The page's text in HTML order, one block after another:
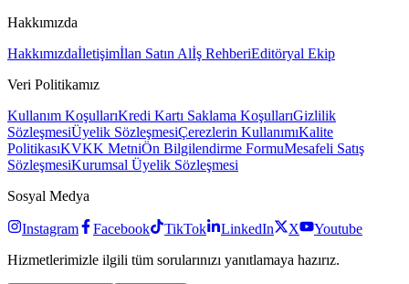
Hakkımızda
Hakkımızdaİletişimİlan Satın Alİş RehberiEditöryal Ekip
Veri Politikamız
Kullanım KoşullarıKredi Kartı Saklama KoşullarıGizlilik
SözleşmesiÜyelik SözleşmesiÇerezlerin KullanımıKalite
PolitikasıKVKK MetniÖn Bilgilendirme FormuMesafeli Satış
SözleşmesiKurumsal Üyelik Sözleşmesi
Sosyal Medya
Instagram Facebook TikTok LinkedIn X
Youtube
Hizmetlerimizle ilgili tüm sorularınızı yanıtlamaya hazırız.